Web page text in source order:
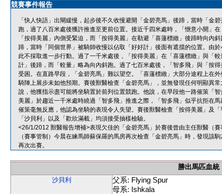
競賽事件報告
「快人快語」出閘緩慢，起步後不久收慢避開「金碧亮馬」後蹄，當時「金
跑，過了八百米處後獲許推進至更前位置。接近千四米處時，「愜意小開」
「按得美麗」內側受緊迫，而「按得美麗」在勒避「喜蓮標緻」後蹄時向內
蹄，當時「同個世界」被騎師收慢以佔取「好好計」後面有遮擋的位置。由
此不採取進一步行動。過了一千米處後，「按得美麗」在「喜蓮標緻」與「
計」後蹄，而「較量」略為向內斜跑。過了七百米處後，「智多飛」與「按
受困。在直路早段，「金碧亮馬」難以望空。「喜蓮標緻」大部分途程上在
騎陣上展步未如他預期。賽後獸醫檢查「金碧亮馬」，並無發現任何明顯異
說，他獲指示盡可能將坐騎置於前列位置競跑。他說，在早段他一路催策「
美麗」於趨近一千米處時繞過「智多飛」推進之際，「智多飛」似乎抗拒在
催策毫無反應，他認為坐騎的表現令人失望。賽後獸醫檢查「按得美麗」及
「沙貝利」以及「歡欣滿載」均須接受抽樣檢驗。
<26/1/2012 獸醫報告增補>表現欠佳的「金碧亮馬」於賽後曾由主任獸醫（
（賽事管制）今晨在練馬師蘇保羅的馬房再次檢查「金碧亮馬」時，發現該
再次出賽。
勝出馬匹血統
沙貝利
父系: Flying Spur
母系: Ishkala